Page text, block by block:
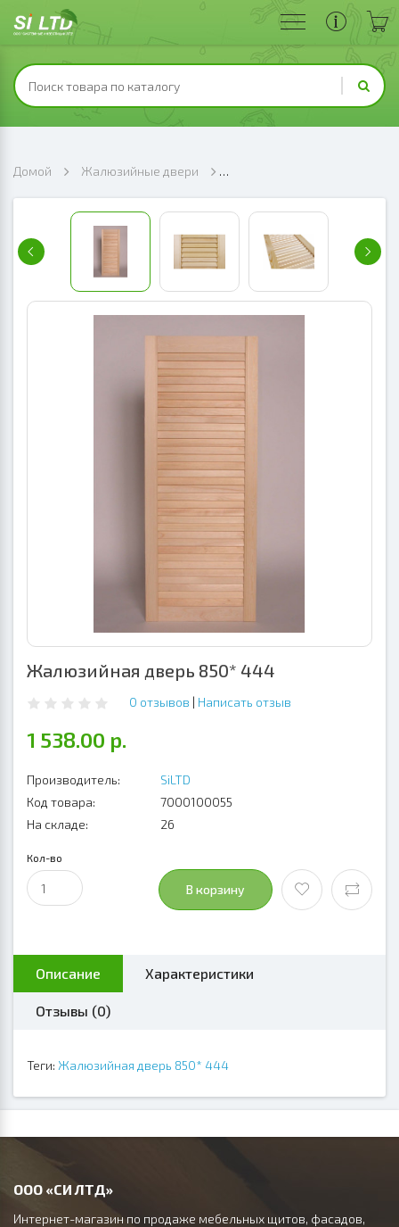
Домой Жалюзийные двери
Жалюзийная дверь 850* 444
0 отзывов | Написать отзыв
1 538.00 р.
Производитель:
SiLTD
Код товара:
7000100055
На складе:
26
Кол-во
В корзину
Описание Характеристики
Отзывы (0)
Теги: Жалюзийная дверь 850* 444
ООО «СИ ЛТД»
Интернет-магазин по продаже мебельных щитов, фасадов,